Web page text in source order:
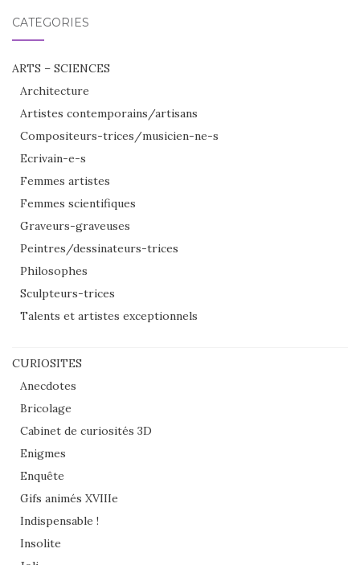
CATÉGORIES
ARTS – SCIENCES
Architecture
Artistes contemporains/artisans
Compositeurs-trices/musicien-ne-s
Ecrivain-e-s
Femmes artistes
Femmes scientifiques
Graveurs-graveuses
Peintres/dessinateurs-trices
Philosophes
Sculpteurs-trices
Talents et artistes exceptionnels
CURIOSITES
Anecdotes
Bricolage
Cabinet de curiosités 3D
Enigmes
Enquête
Gifs animés XVIIIe
Indispensable !
Insolite